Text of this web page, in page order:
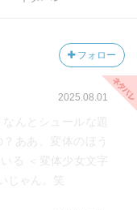
フォロー
2025.08.01
んとシュールな題
ああ、変体のほう
る ＜変体少女文字
じゃん。笑